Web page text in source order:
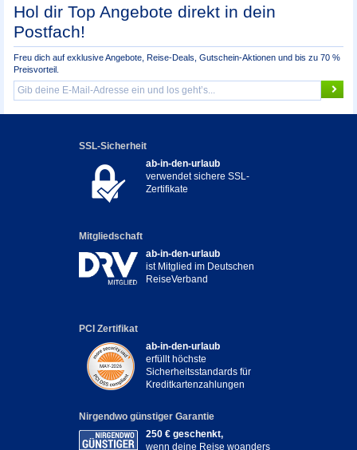
Hol dir Top Angebote direkt in dein
Postfach!
Freu dich auf exklusive Angebote, Reise-Deals, Gutschein-Aktionen und bis zu 70 %
Preisvorteil.
SSL-Sicherheit
ab-in-den-urlaub
verwendet sichere SSL-
Zertifikate
Mitgliedschaft
ab-in-den-urlaub
ist Mitglied im Deutschen
ReiseVerband
PCI Zertifikat
ab-in-den-urlaub
erfüllt höchste
Sicherheitsstandards für
Kreditkartenzahlungen
Nirgendwo günstiger Garantie
250 € geschenkt,
wenn deine Reise woanders